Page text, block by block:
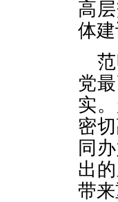
高
体
党
实
密
同
出
带